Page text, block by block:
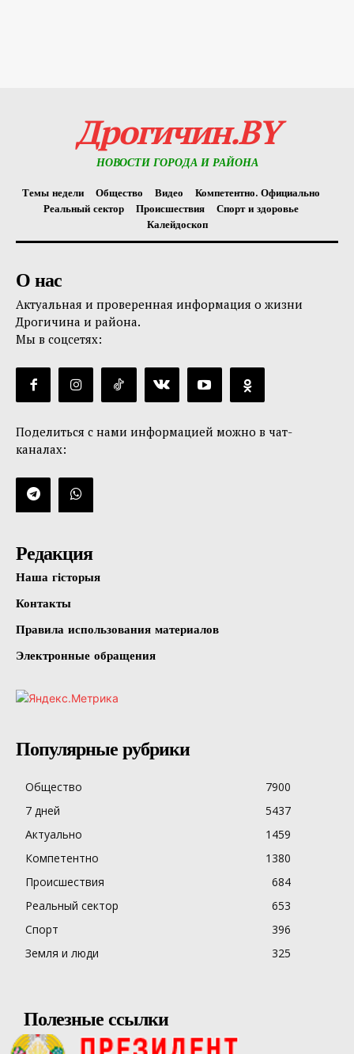
Дрогичин.BY
НОВОСТИ ГОРОДА И РАЙОНА
Темы недели Общество Видео
Компетентно. Официально
Реальный сектор
Происшествия
Спорт и здоровье
Калейдоскоп
О нас
Актуальная и проверенная информация о жизни
Дрогичина и района.
Мы в соцсетях:
Поделиться с нами информацией можно в чат-
каналах:
Редакция
Наша гісторыя
Контакты
Правила использования материалов
Электронные обращения
Популярные рубрики
Общество
7900
7 дней
5437
Актуально
1459
Компетентно
1380
Происшествия
684
Реальный сектор
653
Спорт
396
Земля и люди
325
Полезные ссылки